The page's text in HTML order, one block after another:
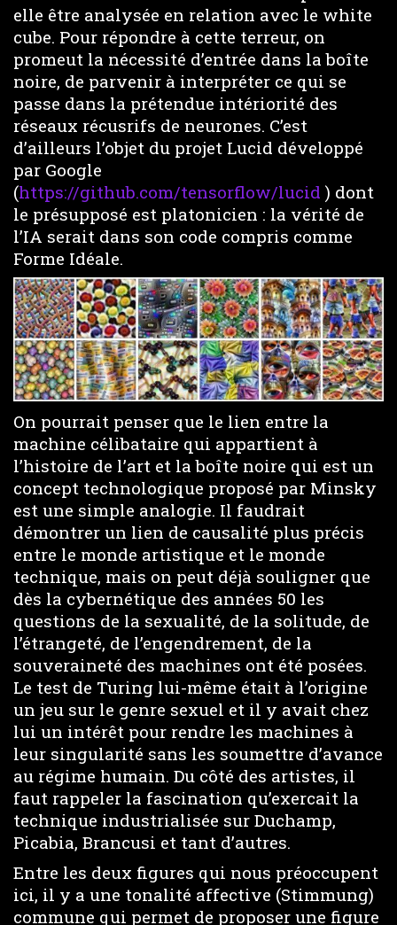
elle être analysée en relation avec le white
cube. Pour répondre à cette terreur, on
promeut la nécessité d’entrée dans la boîte
noire, de parvenir à interpréter ce qui se
passe dans la prétendue intériorité des
réseaux récusrifs de neurones. C’est
d’ailleurs l’objet du projet Lucid développé
par Google
(https://github.com/tensorflow/lucid ) dont
le présupposé est platonicien : la vérité de
l’IA serait dans son code compris comme
Forme Idéale.
On pourrait penser que le lien entre la
machine célibataire qui appartient à
l’histoire de l’art et la boîte noire qui est un
concept technologique proposé par Minsky
est une simple analogie. Il faudrait
démontrer un lien de causalité plus précis
entre le monde artistique et le monde
technique, mais on peut déjà souligner que
dès la cybernétique des années 50 les
questions de la sexualité, de la solitude, de
l’étrangeté, de l’engendrement, de la
souveraineté des machines ont été posées.
Le test de Turing lui-même était à l’origine
un jeu sur le genre sexuel et il y avait chez
lui un intérêt pour rendre les machines à
leur singularité sans les soumettre d’avance
au régime humain. Du côté des artistes, il
faut rappeler la fascination qu’exercait la
technique industrialisée sur Duchamp,
Picabia, Brancusi et tant d’autres.
Entre les deux figures qui nous préoccupent
ici, il y a une tonalité affective (Stimmung)
commune qui permet de proposer une figure